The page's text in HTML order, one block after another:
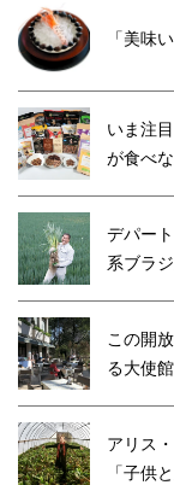
「美味
いま注
が食べ
デパー
系ブラ
この開
る大使
アリス
「子供